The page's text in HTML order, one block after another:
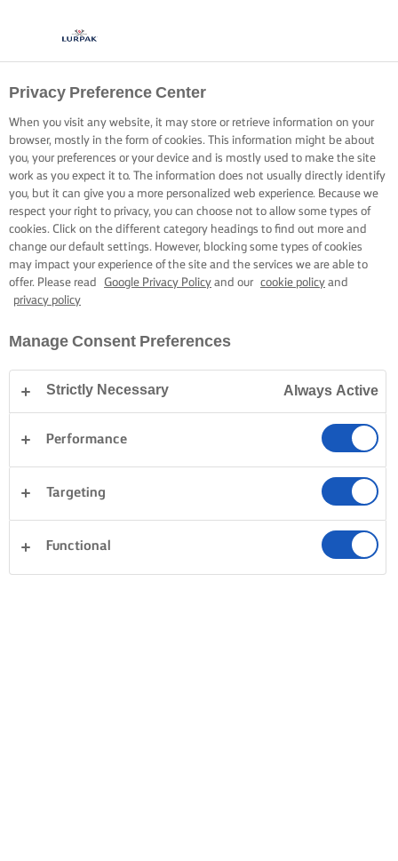
Privacy Preference Center
When you visit any website, it may store or retrieve information on your
browser, mostly in the form of cookies. This information might be about
you, your preferences or your device and is mostly used to make the site
work as you expect it to. The information does not usually directly identify
you, but it can give you a more personalized web experience. Because we
respect your right to privacy, you can choose not to allow some types of
cookies. Click on the different category headings to find out more and
change our default settings. However, blocking some types of cookies
may impact your experience of the site and the services we are able to
offer. Please read
Google Privacy Policy and our cookie policy and
privacy policy
Manage Consent Preferences
Strictly Necessary Always Active
Performance
Targeting
Functional